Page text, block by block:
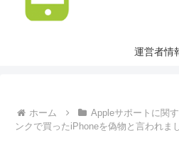
運営者情
ホーム Appleサポートに関
ンクで買ったiPhoneを偽物と言われま